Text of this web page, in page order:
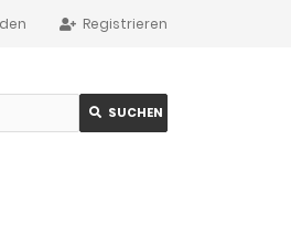
Registrieren
SUCHEN